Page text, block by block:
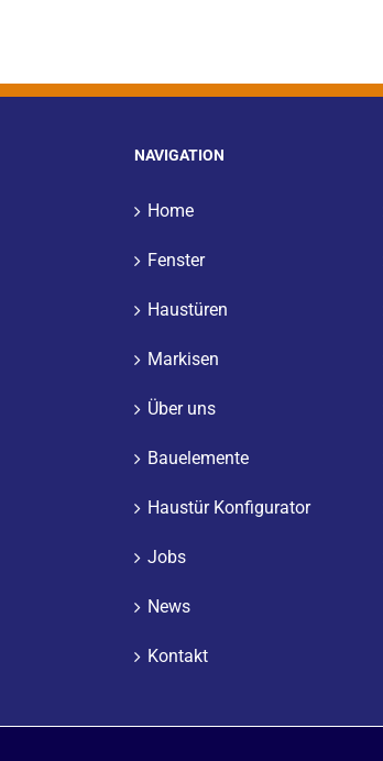
NAVIGATION
Home
Fenster
Haustüren
Markisen
Über uns
Bauelemente
Haustür Konfigurator
Jobs
News
Kontakt